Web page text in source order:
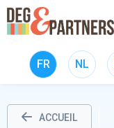
FR NL
ACCUEIL